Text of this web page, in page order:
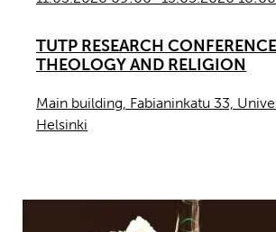
TUTP RESEARCH
THEOLOGY AND RELIGION
Main building, Fabianinkatu 33,
Helsinki